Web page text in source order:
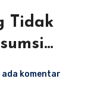
Tidak
ada komentar